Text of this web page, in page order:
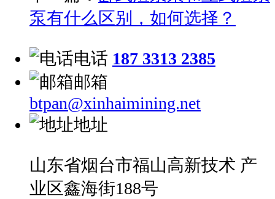
泵有什么区别，如何选择？
电话 187 3313 2385
邮箱
btpan@xinhaimining.net
地址
山东省烟台市福山高新技术 产
业区鑫海街188号